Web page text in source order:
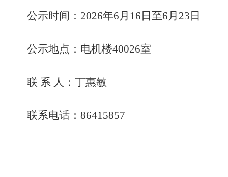
公示时间： 2026年6月 16 日至6月 23 日
公示地点： 电机楼40026室
联 系 人： 丁惠敏
联系电话： 86415857